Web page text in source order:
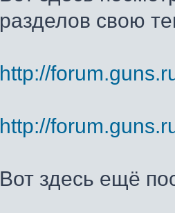
разделов свою
http://
http://
Вот здесь ещё